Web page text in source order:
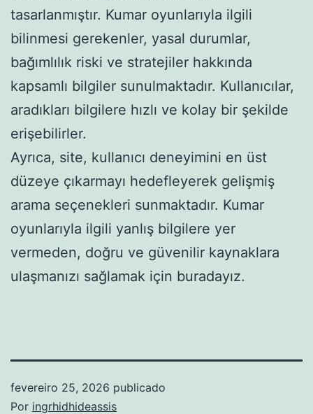
tasarlanmıştır. Kumar oyunlarıyla ilgili
bilinmesi gerekenler, yasal durumlar,
bağımlılık riski ve stratejiler hakkında
kapsamlı bilgiler sunulmaktadır. Kullanıcılar,
aradıkları bilgilere hızlı ve kolay bir şekilde
erişebilirler.
Ayrıca, site, kullanıcı deneyimini en üst
düzeye çıkarmayı hedefleyerek gelişmiş
arama seçenekleri sunmaktadır. Kumar
oyunlarıyla ilgili yanlış bilgilere yer
vermeden, doğru ve güvenilir kaynaklara
ulaşmanızı sağlamak için buradayız.
fevereiro 25, 2026 publicado
Por ingrhidhideassis